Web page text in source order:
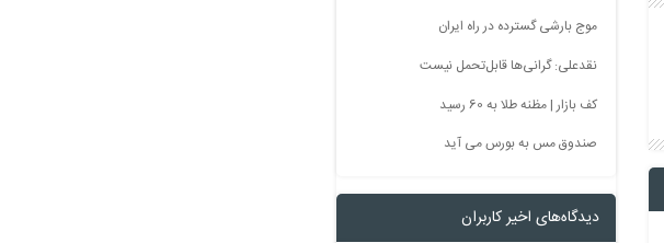
موج بارشی گسترده در راه ایران
نقدعلی: گرانی‌ها قابل‌تحمل نیست
کف بازار | مظنه طلا به 60 رسید
صندوق مس به بورس می آید
دیدگاه‌های اخیر کاربران